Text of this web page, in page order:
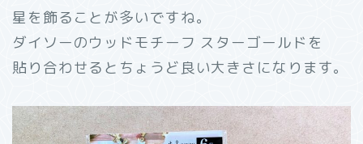
星を飾ることが多いですね。
ダイソーのウッドモチーフ スターゴールドを
貼り合わせるとちょうど良い大きさになります。